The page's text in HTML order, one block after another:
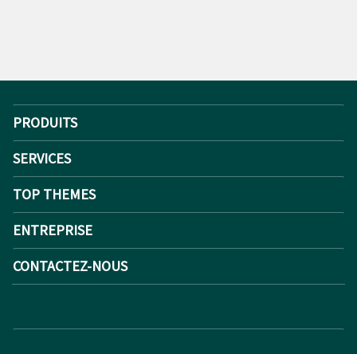
PRODUITS
SERVICES
TOP THEMES
ENTREPRISE
CONTACTEZ-NOUS